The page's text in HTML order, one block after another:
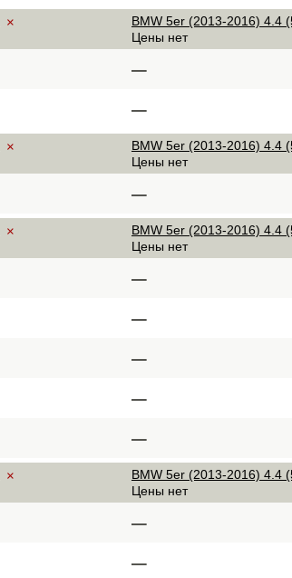
× BMW 5er (2013-2016) 4.4
Цены нет
–
–
× BMW 5er (2013-2016) 4.4
Цены нет
–
× BMW 5er (2013-2016) 4.4
Цены нет
–
–
–
–
–
× BMW 5er (2013-2016) 4.4
Цены нет
–
–